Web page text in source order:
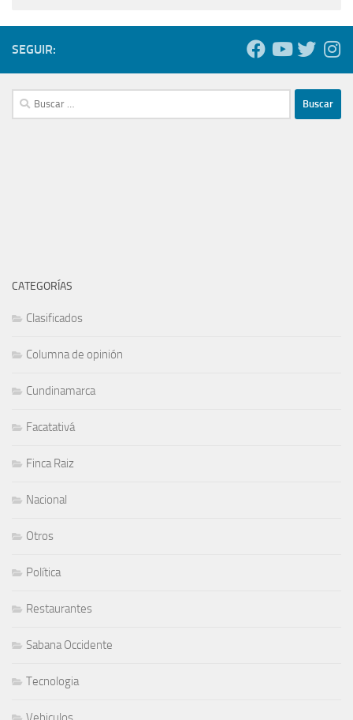
SEGUIR:
Buscar:
CATEGORÍAS
Clasificados
Columna de opinión
Cundinamarca
Facatativá
Finca Raiz
Nacional
Otros
Política
Restaurantes
Sabana Occidente
Tecnologia